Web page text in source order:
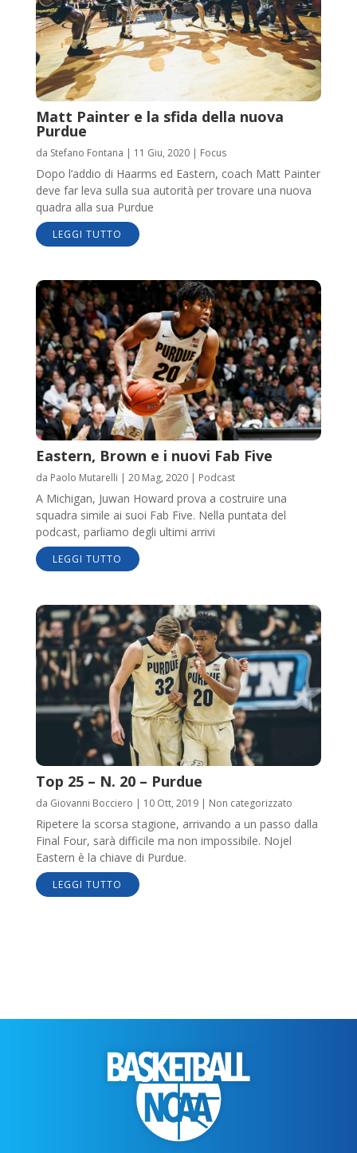
Matt Painter e la sfida della nuova
Purdue
da Stefano Fontana | 11 Giu, 2020| Focus
Dopo l’addio di Haarms ed Eastern, coach Matt Painter
deve far leva sulla sua autorità per trovare una nuova
quadra alla sua Purdue
LEGGI TUTTO
Eastern, Brown e i nuovi Fab Five
da Paolo Mutarelli | 20 Mag, 2020| Podcast
A Michigan, Juwan Howard prova a costruire una
squadra simile ai suoi Fab Five. Nella puntata del
podcast, parliamo degli ultimi arrivi
LEGGI TUTTO
Top 25 – N. 20 – Purdue
da Giovanni Bocciero | 10 Ott, 2019| Non categorizzato
Ripetere la scorsa stagione, arrivando a un passo dalla
Final Four, sarà difficile ma non impossibile. Nojel
Eastern è la chiave di Purdue.
LEGGI TUTTO